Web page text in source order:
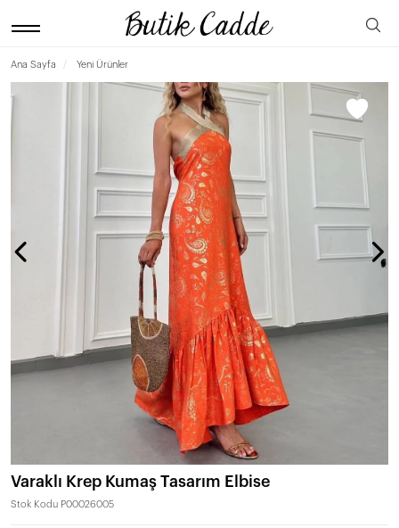
Ana Sayfa Yeni Ürünler
Varaklı Krep Kumaş Tasarım Elbise
Stok Kodu P00026005